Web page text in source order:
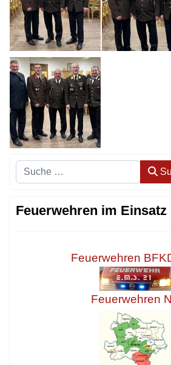
Suchen
Feuerwehren im Einsatz
Feuerwehren
Feuerwehren